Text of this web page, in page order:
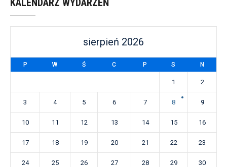
sierpień 2026
P W Ś C P S N
1 2
3 4 5 6 7 8 9
10 11 12 13 14 15 16
17 18 19 20 21 22 23
24 25 26 27 28 29 30